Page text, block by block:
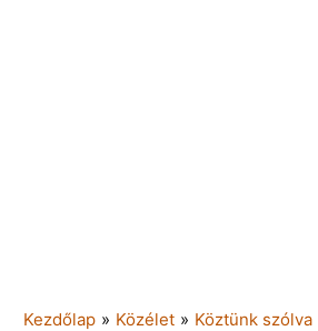
Kezdőlap » Közélet » Köztünk szólva